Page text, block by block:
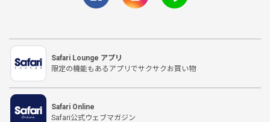
Safari Lounge アプリ
限定の機能もあるアプリでサクサクお買い物
Safari Online
Safari公式ウェブマガジン